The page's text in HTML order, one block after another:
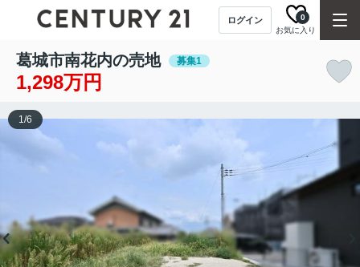
ログイン
お気に入り
0
葛城市南花内の売地 募集1
1,298万円
1/6